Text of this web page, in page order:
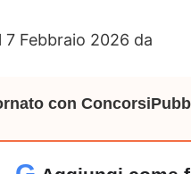
Febbraio 2026 da
con